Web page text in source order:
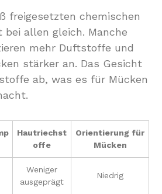
freigesetzten chemischen
bei allen gleich. Manche
mehr Duftstoffe und
stärker an. Das Gesicht
ab, was es für Mücken
Hautriechst
offe
Orientierung für
Mücken
Weniger
ausgeprägt
Niedrig